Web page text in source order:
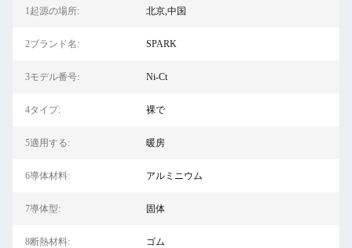
1起源の場所: 北京,中国
2ブランド名: SPARK
3モデル番号: Ni-Ct
4タイプ: 裸で
5適用する: 暖房
6導体材料: アルミニウム
7導体型: 固体
8断熱材料: ゴム